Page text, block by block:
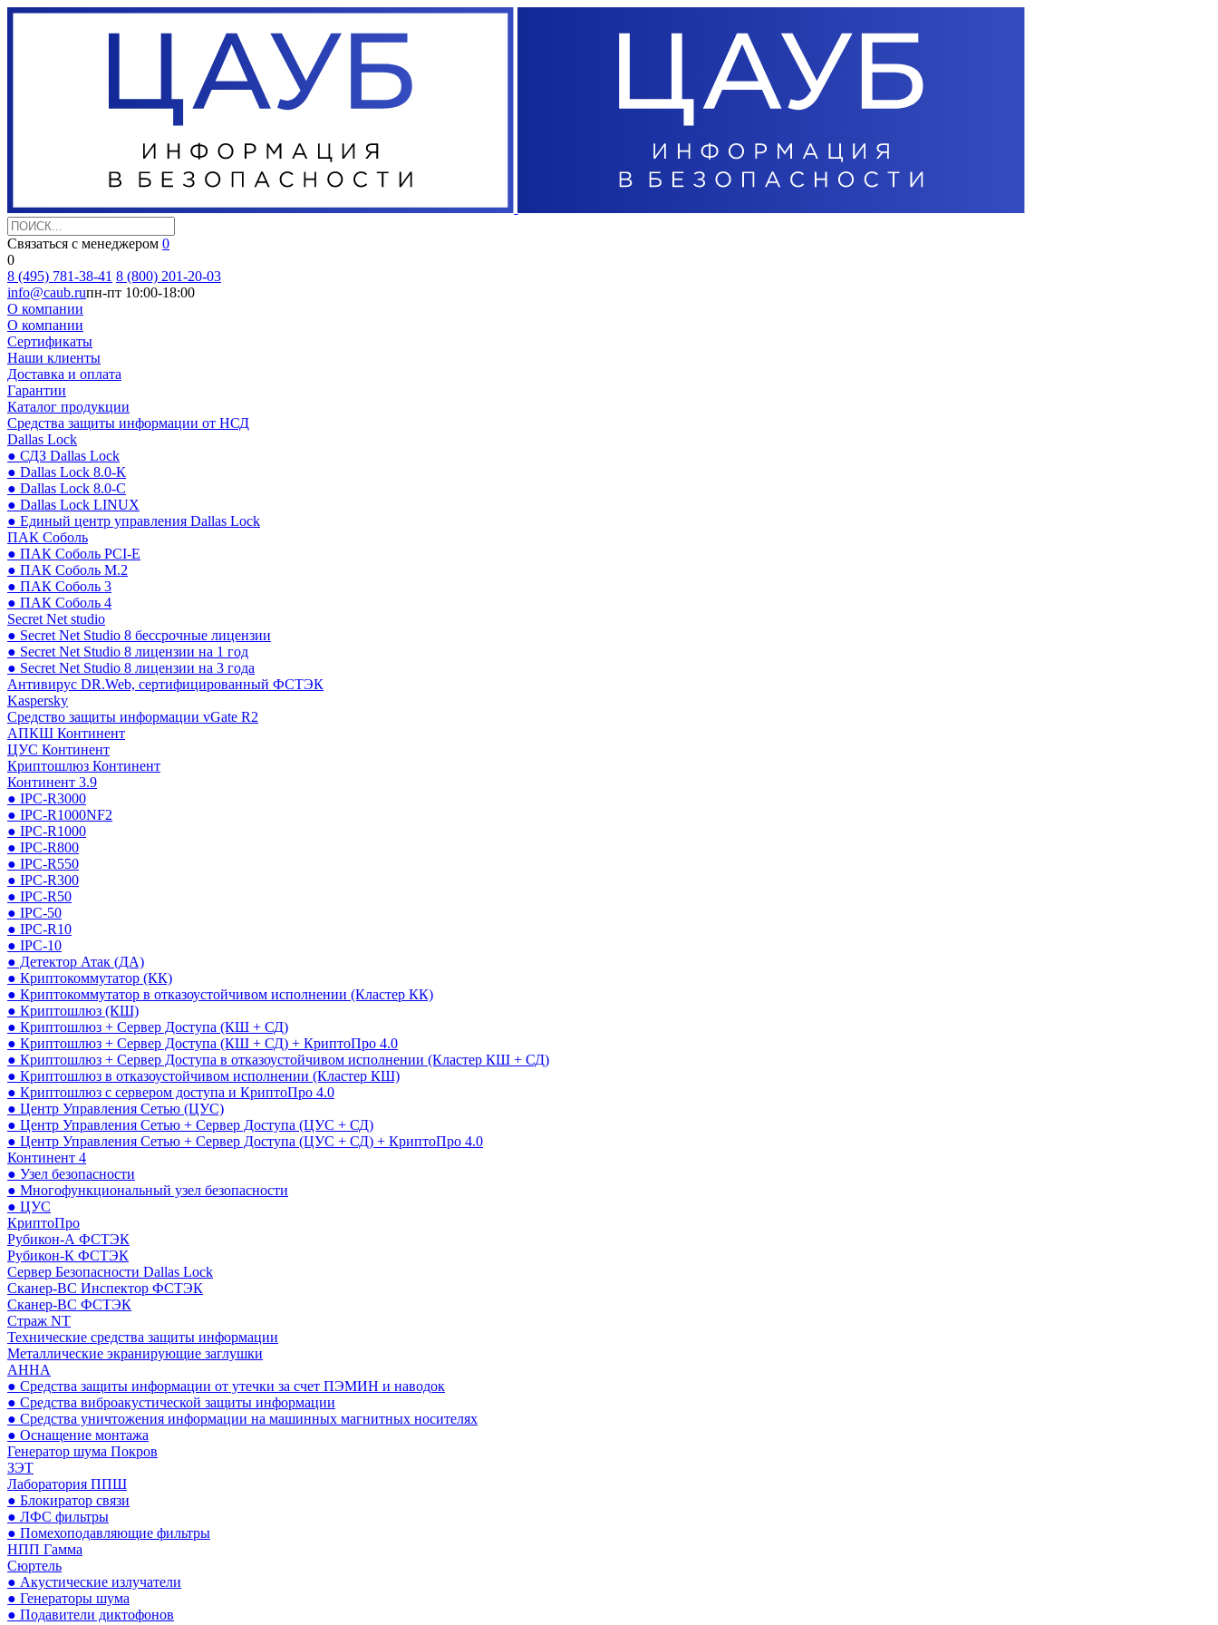
Связаться с менеджером 0
0
8 (495) 781-38-41 8 (800) 201-20-03
info@caub.ruпн-пт 10:00-18:00
О компании
О компании
Сертификаты
Наши клиенты
Доставка и оплата
Гарантии
Каталог продукции
Средства защиты информации от НСД
Dallas Lock
● СДЗ Dallas Lock
● Dallas Lock 8.0-К
● Dallas Lock 8.0-С
● Dallas Lock LINUX
● Единый центр управления Dallas Lock
ПАК Соболь
● ПАК Соболь PCI-E
● ПАК Соболь М.2
● ПАК Соболь 3
● ПАК Соболь 4
Secret Net studio
● Secret Net Studio 8 бессрочные лицензии
● Secret Net Studio 8 лицензии на 1 год
● Secret Net Studio 8 лицензии на 3 года
Антивирус DR.Web, сертифицированный ФСТЭК
Kaspersky
Средство защиты информации vGate R2
АПКШ Континент
ЦУС Континент
Криптошлюз Континент
Континент 3.9
● IPC-R3000
● IPC-R1000NF2
● IPC-R1000
● IPC-R800
● IPC-R550
● IPC-R300
● IPC-R50
● IPC-50
● IPC-R10
● IPC-10
● Детектор Атак (ДА)
● Криптокоммутатор (КК)
● Криптокоммутатор в отказоустойчивом исполнении (Кластер КК)
● Криптошлюз (КШ)
● Криптошлюз + Сервер Доступа (КШ + СД)
● Криптошлюз + Сервер Доступа (КШ + СД) + КриптоПро 4.0
● Криптошлюз + Сервер Доступа в отказоустойчивом исполнении (Кластер КШ + СД)
● Криптошлюз в отказоустойчивом исполнении (Кластер КШ)
● Криптошлюз с сервером доступа и КриптоПро 4.0
● Центр Управления Сетью (ЦУС)
● Центр Управления Сетью + Сервер Доступа (ЦУС + СД)
● Центр Управления Сетью + Сервер Доступа (ЦУС + СД) + КриптоПро 4.0
Континент 4
● Узел безопасности
● Многофункциональный узел безопасности
● ЦУС
КриптоПро
Рубикон-А ФСТЭК
Рубикон-К ФСТЭК
Сервер Безопасности Dallas Lock
Сканер-ВС Инспектор ФСТЭК
Сканер-ВС ФСТЭК
Страж NT
Технические средства защиты информации
Металлические экранирующие заглушки
АННА
● Средства защиты информации от утечки за счет ПЭМИН и наводок
● Средства виброакустической защиты информации
● Средства уничтожения информации на машинных магнитных носителях
● Оснащение монтажа
Генератор шума Покров
ЗЭТ
Лаборатория ППШ
● Блокиратор связи
● ЛФС фильтры
● Помехоподавляющие фильтры
НПП Гамма
Сюртель
● Акустические излучатели
● Генераторы шума
● Подавители диктофонов